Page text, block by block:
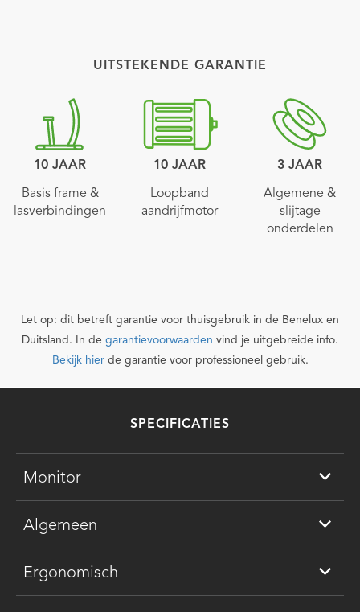
UITSTEKENDE GARANTIE
10 JAAR
Basis frame &
lasverbindingen
10 JAAR
Loopband
aandrijfmotor
3 JAAR
Algemene &
slijtage
onderdelen
Let op: dit betreft garantie voor thuisgebruik in de Benelux en
Duitsland. In de garantievoorwaarden vind je uitgebreide info.
Bekijk hierde garantie voor professioneel gebruik.
SPECIFICATIES
Monitor
Algemeen
Ergonomisch